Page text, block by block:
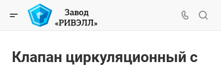
Клапан циркуляционный с